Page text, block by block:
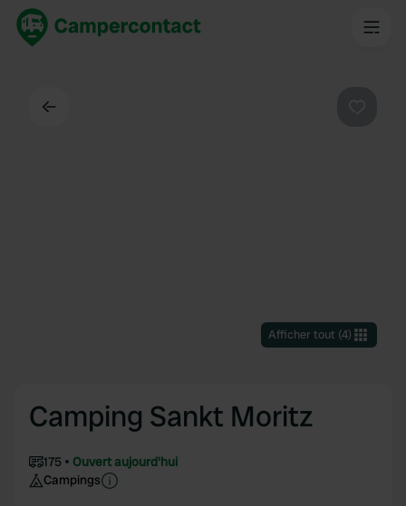
Afficher tout(4)
Camping Sankt Moritz
175
Ouvert aujourd'hui
Campings